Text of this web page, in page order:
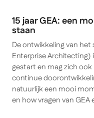
15 jaar GEA: een
staan
De ontwikkeling van
Enterprise Architecting)
gestart en mag zich
continue
natuurlijk een mooi
en howvragen van